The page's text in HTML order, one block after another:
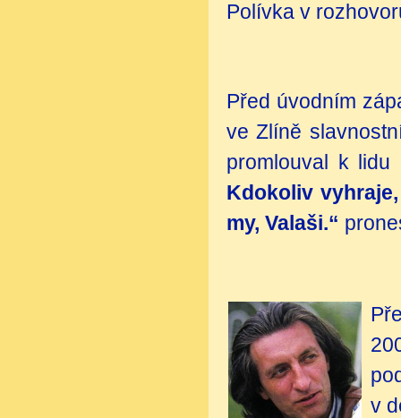
Polívka v
Před úvodním
ve Zlíně
promlouval k lidu
Kdokoliv
my, Valaši.“
v